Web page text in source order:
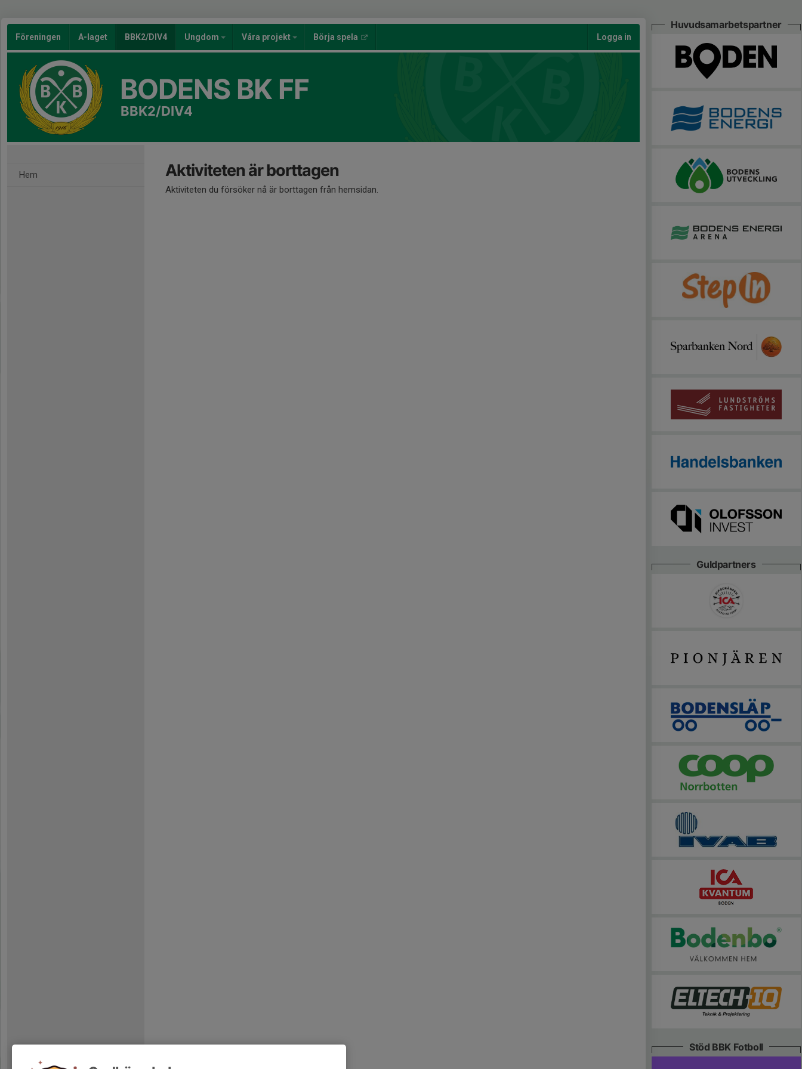
Föreningen A-laget BBK2/DIV4 Ungdom Våra projekt Börja spela Logga in
BODENS BK FF
BBK2/DIV4
Hem Aktiviteten är borttagen
Aktiviteten du försöker nå är borttagen från hemsidan.
Huvudsamarbetspartner
Guldpartners
Stöd BBK Fotboll